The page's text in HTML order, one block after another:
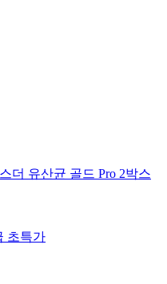
더 유산균 골드 Pro 2박스
초특가